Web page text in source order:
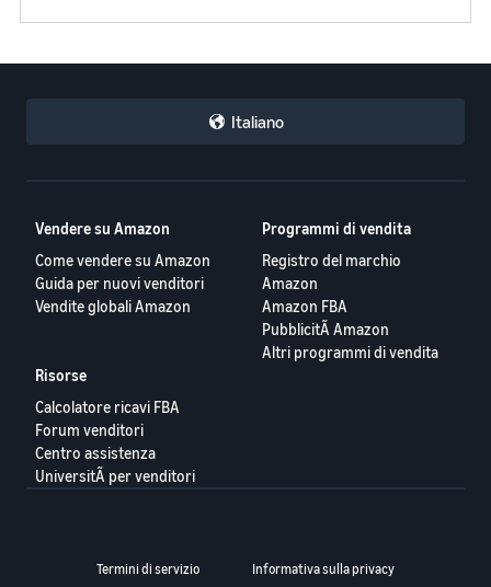
Italiano
Vendere su Amazon
Come vendere su Amazon
Guida per nuovi venditori
Vendite globali Amazon
Programmi di vendita
Registro del marchio
Amazon
Amazon FBA
PubblicitÃ Amazon
Altri programmi di vendita
Risorse
Calcolatore ricavi FBA
Forum venditori
Centro assistenza
UniversitÃ per venditori
Termini di servizio Informativa sulla privacy